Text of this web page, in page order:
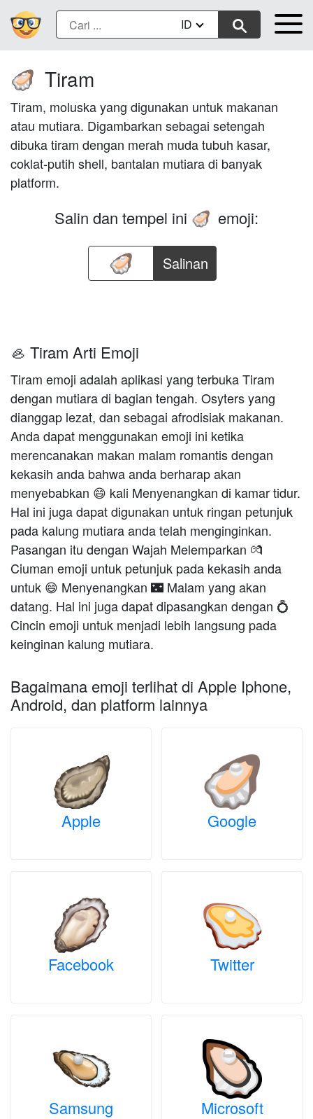
ID
🦪 Tiram
Tiram, moluska yang digunakan untuk makanan
atau mutiara. Digambarkan sebagai setengah
dibuka tiram dengan merah muda tubuh kasar,
coklat-putih shell, bantalan mutiara di banyak
platform.
Salin dan tempel ini 🦪 emoji:
Salinan
🦪 Tiram Arti Emoji
Tiram emoji adalah aplikasi yang terbuka Tiram
dengan mutiara di bagian tengah. Osyters yang
dianggap lezat, dan sebagai afrodisiak makanan.
Anda dapat menggunakan emoji ini ketika
merencanakan makan malam romantis dengan
kekasih anda bahwa anda berharap akan
menyebabkan 😄 kali Menyenangkan di kamar tidur.
Hal ini juga dapat digunakan untuk ringan petunjuk
pada kalung mutiara anda telah menginginkan.
Pasangan itu dengan Wajah Melemparkan 💏
Ciuman emoji untuk petunjuk pada kekasih anda
untuk 😄 Menyenangkan 🌃 Malam yang akan
datang. Hal ini juga dapat dipasangkan dengan 💍
Cincin emoji untuk menjadi lebih langsung pada
keinginan kalung mutiara.
Bagaimana emoji terlihat di Apple Iphone,
Android, dan platform lainnya
Apple Google
Facebook Twitter
Samsung Microsoft